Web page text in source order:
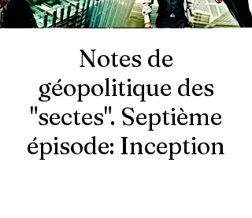
Notes de
géopolitique des
"sectes". Septième
épisode: Inception